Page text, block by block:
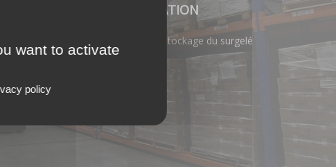
SURGÉLATION & CONGÉLATION
du froid : 55 000 m3 attribués au stockage du surgelé
want to activate
policy